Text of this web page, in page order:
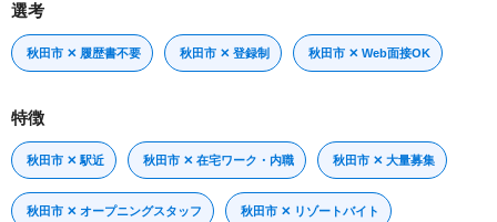
選考
秋田市 ✕ 履歴書不要 秋田市 ✕ 登録制 秋田市 ✕ Web面接OK
特徴
秋田市 ✕ 駅近 秋田市 ✕ 在宅ワーク・内職 秋田市 ✕ 大量募集
秋田市 ✕ オープニングスタッフ 秋田市 ✕ リゾートバイト